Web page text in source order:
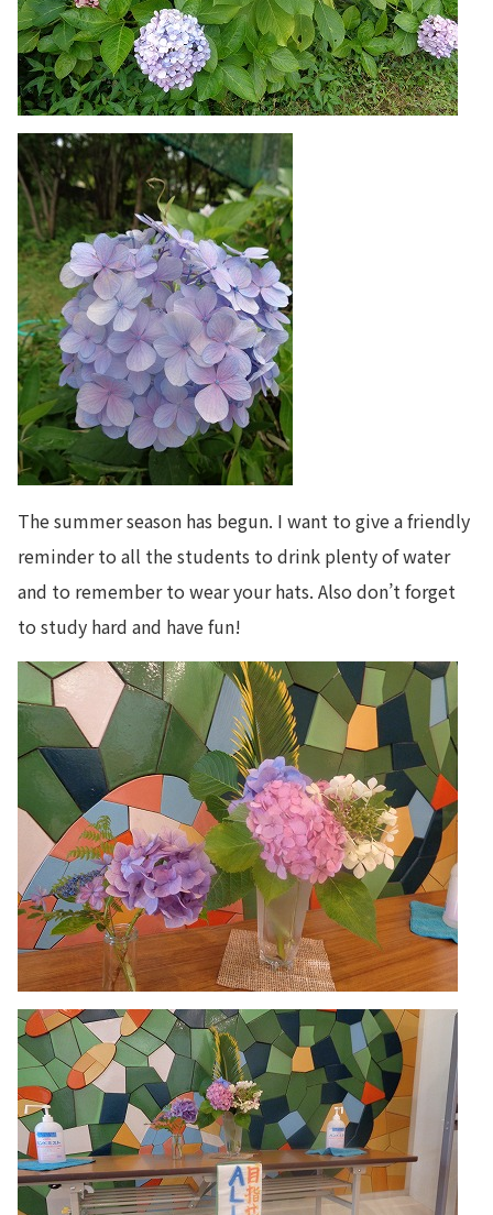
The summer season has begun. I want to give a friendly
reminder to all the students to drink plenty of water
and to remember to wear your hats. Also don’t forget
to study hard and have fun!